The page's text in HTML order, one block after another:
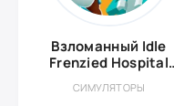
Взломанный Idle
Frenzied Hospital
симулятор
СИМУЛЯТОРЫ